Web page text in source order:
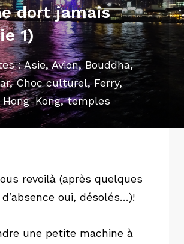
dort jamais
1)
:Asie,Avion,Bouddha,
,Choc culturel, Ferry,
Hong-Kong,temples
revoilà (après quelques
oui, désolés…)!
une petite machine à